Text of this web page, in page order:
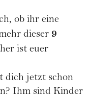
ob ihr eine
dieser 9
ist euer
dich jetzt schon
Ihm sind Kinder